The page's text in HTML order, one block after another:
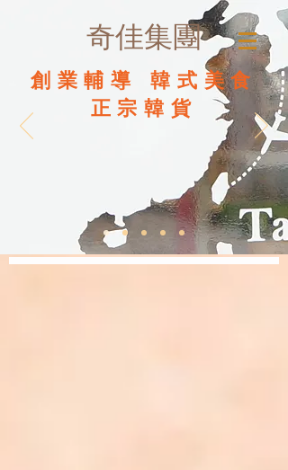
奇佳集團
創業輔導 韓式美食
正宗韓貨